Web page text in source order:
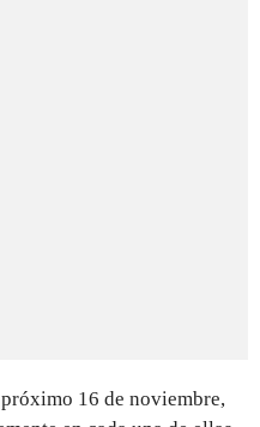
16 de noviembre,